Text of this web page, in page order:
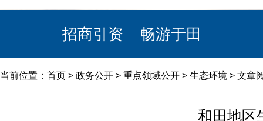
招商引资 畅游于田
当前位置： 首页 > 政务公开 > 重点领域公开 > 生态环境 > 文章
和田地区